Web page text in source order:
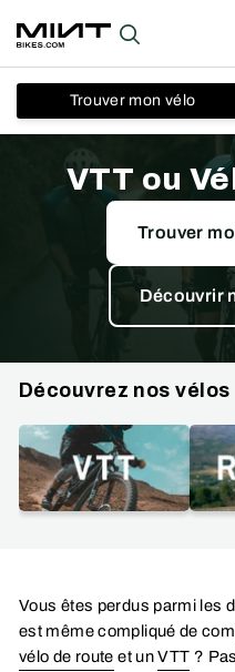
Passer
Recherche
Trouver mon vélo
VTT ou
Trouver
Découvrir
Découvrez nos vélos
Vous êtes perdus parmi les
est même compliqué de
vélo de route et unVTT ?